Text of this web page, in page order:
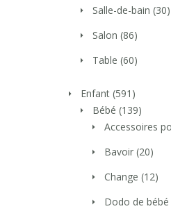
Salle-de-bain (30)
Salon (86)
Table (60)
Enfant (591)
Bébé (139)
Accessoires
Bavoir (20)
Change (12)
Dodo de bébé